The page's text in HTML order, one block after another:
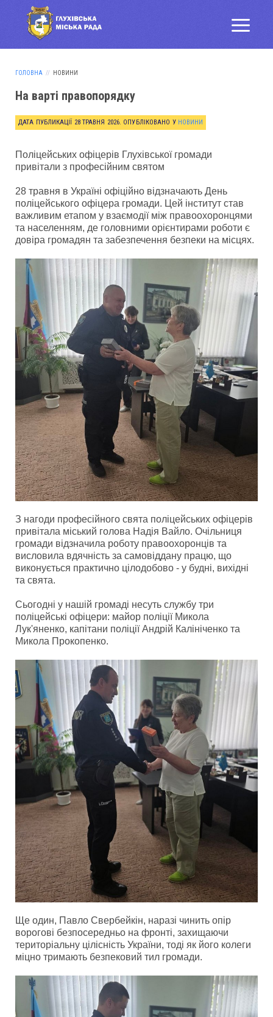
ГОЛОВНА НОВИНИ
На варті правопорядку
ДАТА ПУБЛИКАЦІЇ 28 ТРАВНЯ 2026. ОПУБЛІКОВАНО У НОВИНИ
Поліцейських офіцерів Глухівської громади
привітали з професійним святом
28 травня в Україні офіційно відзначають День
поліцейського офіцера громади. Цей інститут став
важливим етапом у взаємодії між правоохоронцями
та населенням, де головними орієнтирами роботи є
довіра громадян та забезпечення безпеки на місцях.
З нагоди професійного свята поліцейських офіцерів
привітала міський голова Надія Вайло. Очільниця
громади відзначила роботу правоохоронців та
висловила вдячність за самовіддану працю, що
виконується практично цілодобово - у будні, вихідні
та свята.
Сьогодні у нашій громаді несуть службу три
поліцейські офіцери: майор поліції Микола
Лук'яненко, капітани поліції Андрій Калініченко та
Микола Прокопенко.
Ще один, Павло Свербейкін, наразі чинить опір
ворогові безпосередньо на фронті, захищаючи
територіальну цілісність України, тоді як його колеги
міцно тримають безпековий тил громади.